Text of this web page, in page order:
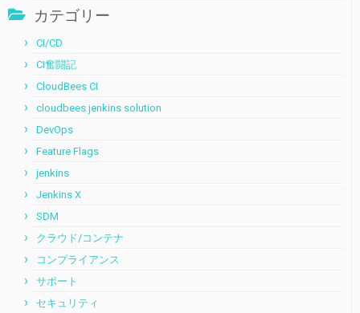
カテゴリー
CI/CD
CI奮闘記
CloudBees CI
cloudbees jenkins solution
DevOps
Feature Flags
jenkins
Jenkins X
SDM
クラウド/コンテナ
コンプライアンス
サポート
セキュリティ